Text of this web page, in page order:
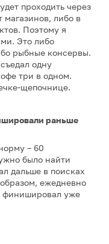
проходить через
магазинов, либо в
Поэтому я
Это либо
рыбные консервы.
одну
три в одном.
щепочнице.
раньше
– 60
было найти
дальше в поисках
ежедневно
финишировал уже